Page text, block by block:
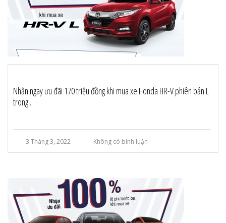
Nhận ngay ưu đãi 170 triệu đồng khi mua xe Honda HR-V phiên bản L
trong...
3 Tháng 3, 2022 Không có bình luận